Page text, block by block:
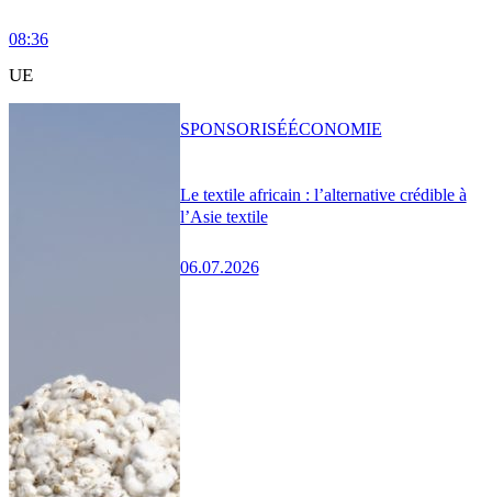
08:36
UE
Le textile africain : l’alternative crédible à
l’Asie textile
06.07.2026
SPONSORISÉÉCONOMIE